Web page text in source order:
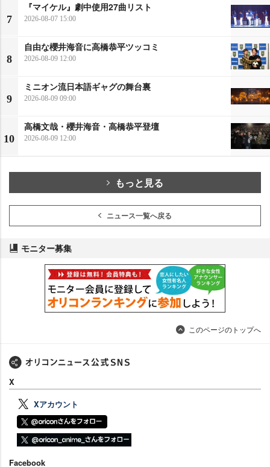
7
『マイケル』劇中使用27曲リスト
2026-08-07 15:00
8
自由な櫻井海音に高橋恭平ツッコミ
2026-08-09 12:00
9
ミニオン流日本語ギャグの舞台裏
2026-08-09 09:00
10
高橋文哉・櫻井海音・高橋恭平登壇
2026-08-09 12:00
もっと見る
ニュース一覧へ戻る
モニター募集
このページのトップへ
X
Xアカウント
Facebook